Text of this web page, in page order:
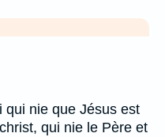
qui nie que Jésus est
qui nie le Père et